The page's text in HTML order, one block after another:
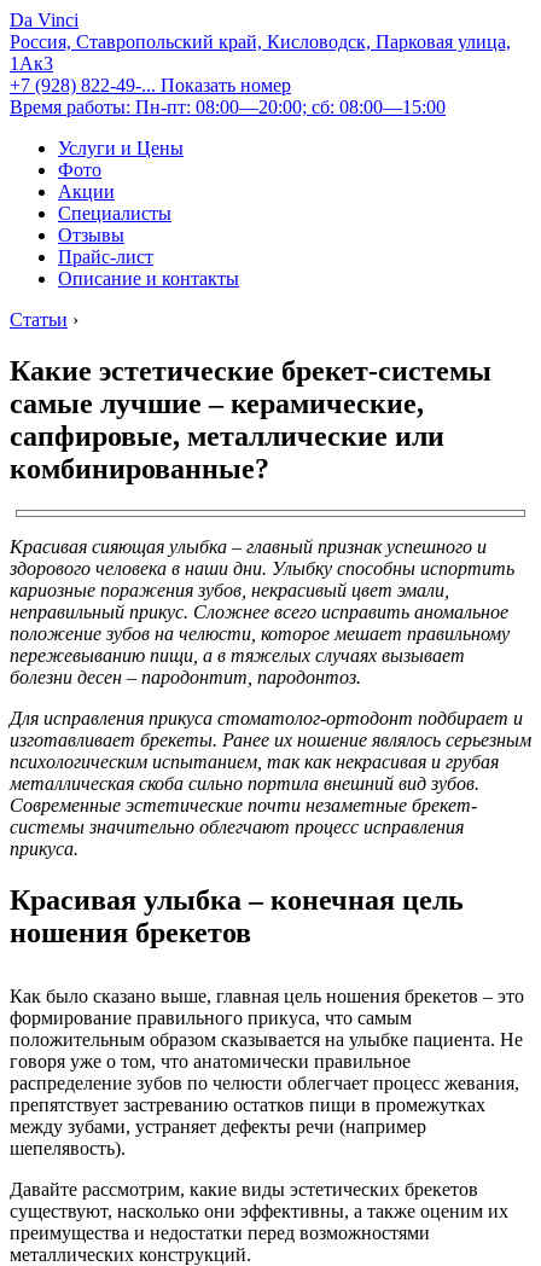
Da Vinci
Россия, Ставропольский край, Кисловодск, Парковая улица,
1Ак3
+7 (928) 822-49-... Показать номер
Время работы: Пн-пт: 08:00—20:00; сб: 08:00—15:00
Услуги и Цены
Фото
Акции
Специалисты
Отзывы
Прайс-лист
Описание и контакты
Статьи ›
Какие эстетические брекет-системы
самые лучшие – керамические,
сапфировые, металлические или
комбинированные?
Красивая сияющая улыбка – главный признак успешного и
здорового человека в наши дни. Улыбку способны испортить
кариозные поражения зубов, некрасивый цвет эмали,
неправильный прикус. Сложнее всего исправить аномальное
положение зубов на челюсти, которое мешает правильному
пережевыванию пищи, а в тяжелых случаях вызывает
болезни десен – пародонтит, пародонтоз.
Для исправления прикуса стоматолог-ортодонт подбирает и
изготавливает брекеты. Ранее их ношение являлось серьезным
психологическим испытанием, так как некрасивая и грубая
металлическая скоба сильно портила внешний вид зубов.
Современные эстетические почти незаметные брекет-
системы значительно облегчают процесс исправления
прикуса.
Красивая улыбка – конечная цель
ношения брекетов
Как было сказано выше, главная цель ношения брекетов – это
формирование правильного прикуса, что самым
положительным образом сказывается на улыбке пациента. Не
говоря уже о том, что анатомически правильное
распределение зубов по челюсти облегчает процесс жевания,
препятствует застреванию остатков пищи в промежутках
между зубами, устраняет дефекты речи (например
шепелявость).
Давайте рассмотрим, какие виды эстетических брекетов
существуют, насколько они эффективны, а также оценим их
преимущества и недостатки перед возможностями
металлических конструкций.